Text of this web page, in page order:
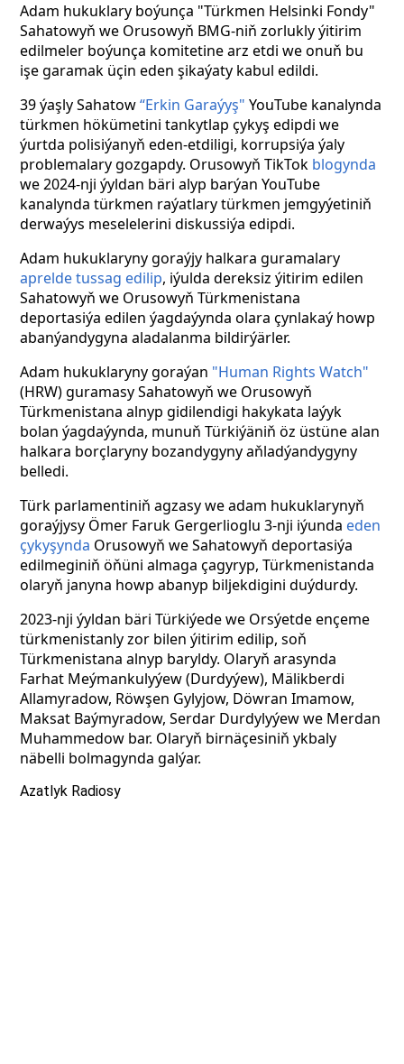
Adam hukuklary boýunça "Türkmen Helsinki Fondy"
Sahatowyň we Orusowyň BMG-niň zorlukly ýitirim
edilmeler boýunça komitetine arz etdi we onuň bu
işe garamak üçin eden şikaýaty kabul edildi.
39 ýaşly Sahatow“Erkin Garaýyş" YouTube kanalynda
türkmen hökümetini tankytlap çykyş edipdi we
ýurtda polisiýanyň eden-etdiligi, korrupsiýa ýaly
problemalary gozgapdy. Orusowyň TikTok blogynda
we 2024-nji ýyldan bäri alyp barýan YouTube
kanalynda türkmen raýatlary türkmen jemgyýetiniň
derwaýys meselelerini diskussiýa edipdi.
Adam hukuklaryny goraýjy halkara guramalary
aprelde tussag edilip, iýulda dereksiz ýitirim edilen
Sahatowyň we Orusowyň Türkmenistana
deportasiýa edilen ýagdaýynda olara çynlakaý howp
abanýandygyna aladalanma bildirýärler.
Adam hukuklaryny goraýan "Human Rights Watch"
(HRW) guramasy Sahatowyň we Orusowyň
Türkmenistana alnyp gidilendigi hakykata laýyk
bolan ýagdaýynda, munuň Türkiýäniň öz üstüne alan
halkara borçlaryny bozandygyny aňladýandygyny
belledi.
Türk parlamentiniň agzasy we adam hukuklarynyň
goraýjysy Ömer Faruk Gergerlioglu 3-nji iýunda eden
çykyşynda Orusowyň we Sahatowyň deportasiýa
edilmeginiň öňüni almaga çagyryp, Türkmenistanda
olaryň janyna howp abanyp biljekdigini duýdurdy.
2023-nji ýyldan bäri Türkiýede we Orsýetde ençeme
türkmenistanly zor bilen ýitirim edilip, soň
Türkmenistana alnyp baryldy. Olaryň arasynda
Farhat Meýmankulyýew (Durdyýew), Mälikberdi
Allamyradow, Röwşen Gylyjow, Döwran Imamow,
Maksat Baýmyradow, Serdar Durdylyýew we Merdan
Muhammedow bar. Olaryň birnäçesiniň ykbaly
näbelli bolmagynda galýar.
Azatlyk Radiosy